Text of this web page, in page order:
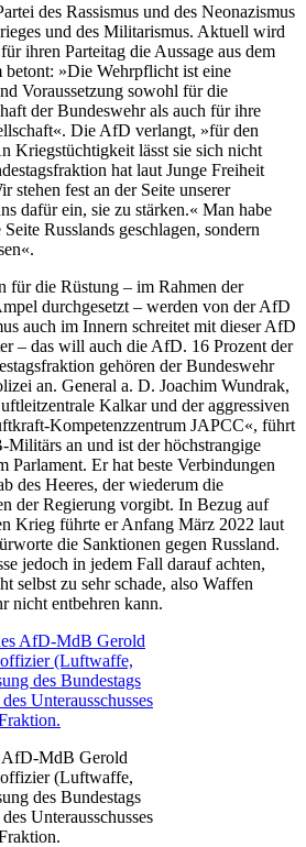
des Rassismus und des Neonazismus
und des Militarismus. Aktuell wird
ihren Parteitag die Aussage aus dem
»Die Wehrpflicht ist eine
Voraussetzung sowohl für die
der Bundeswehr als auch für ihre
Die AfD verlangt, »für den
Kriegstüchtigkeit lässt sie sich nicht
hat laut Junge Freiheit
stehen fest an der Seite unserer
dafür ein, sie zu stärken.« Man habe
Russlands geschlagen, sondern
für die Rüstung – im Rahmen der
durchgesetzt – werden von der AfD
auch im Innern schreitet mit dieser AfD
– das will auch die AfD. 16 Prozent der
gehören der Bundeswehr
an. General a. D. Joachim Wundrak,
Kalkar und der aggressiven
Kompetenzzentrum JAPCC«, führt
an und ist der höchstrangige
Parlament. Er hat beste Verbindungen
des Heeres, der wiederum die
der Regierung vorgibt. In Bezug auf
Krieg führte er Anfang März 2022 laut
die Sanktionen gegen Russland.
jedoch in jedem Fall darauf achten,
selbst zu sehr schade, also Waffen
nicht entbehren kann.
AfD-MdB Gerold
(Luftwaffe,
des Bundestags
Unterausschusses